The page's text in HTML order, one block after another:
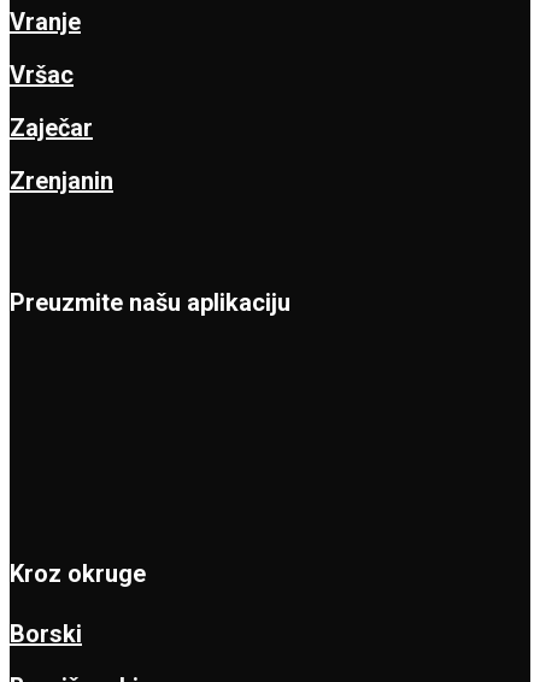
Vranje
Vršac
Zaječar
Zrenjanin
Preuzmite našu aplikaciju
Kroz okruge
Borski